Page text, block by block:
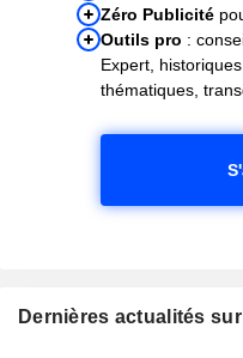
Zéro Publicité
Outils pro :
Expert,
thématiques,
Dernières actualités